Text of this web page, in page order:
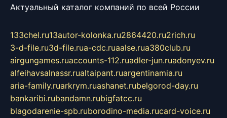
Актуальный каталог компаний по всей России
133chel.ru13autor-kolonka.ru2864420.ru2rich.ru
3-d-file.ru3d-file.rua-cdc.ruaalse.rua380club.ru
airgungames.ruaccounts-112.ruadler-jun.ruadonyev.ru
alfeihavsalnassr.rualtaipant.ruargentinamia.ru
aria-family.ruarkrym.ruashanet.rubelgorod-day.ru
bankaribi.rubandamn.rubigfatcc.ru
blagodarenie-spb.ruborodino-media.rucard-voice.ru